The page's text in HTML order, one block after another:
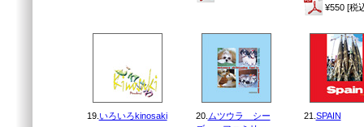
¥550 [税
19. いろいろkinosaki
20. ムツウラ シー
21. SPAIN